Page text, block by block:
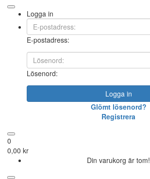
Logga in
E-postadress:
Lösenord:
Logga in
Glömt lösenord?
Registrera
0
0,00 kr
Din varukorg är tom!